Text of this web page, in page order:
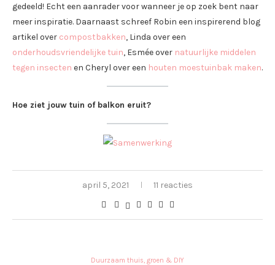
gedeeld! Echt een aanrader voor wanneer je op zoek bent naar
meer inspiratie. Daarnaast schreef Robin een inspirerend blog
artikel over compostbakken, Linda over een
onderhoudsvriendelijke tuin, Esmée over natuurlijke middelen
tegen insecten en Cheryl over een houten moestuinbak maken.
Hoe ziet jouw tuin of balkon eruit?
april 5, 2021 11 reacties
Duurzaam thuis, groen & DIY